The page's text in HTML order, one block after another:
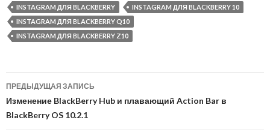
INSTAGRAM ДЛЯ BLACKBERRY
INSTAGRAM ДЛЯ BLACKBERRY 10
INSTAGRAM ДЛЯ BLACKBERRY Q10
INSTAGRAM ДЛЯ BLACKBERRY Z10
Навигация
по
записям
ПРЕДЫДУЩАЯ ЗАПИСЬ
Изменение BlackBerry Hub и плавающий Action Bar в
BlackBerry OS 10.2.1